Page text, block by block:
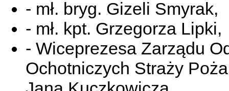
- mł. bryg. Gizeli Smyrak,
- mł. kpt. Grzegorza Lipki,
- Wiceprezesa Zarządu
Ochotniczych Straży